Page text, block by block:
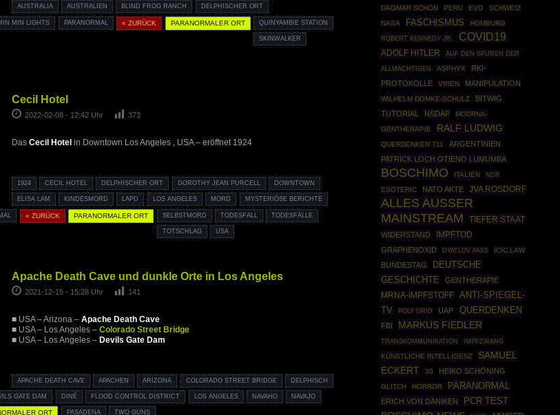
AUSTRALIA AUSTRALIEN BLIND FROG RANCH DELPHISCHER ORT
MIN LIGHTS PARANORMAL « ZURÜCK PARANORMALER ORT QUINYAMBIE STATION
SKINWALKER
Cecil Hotel
2022-02-08 - 12:42 Uhr 373
Das Cecil Hotel in Downtown Los Angeles , USA – eröffnet 1924
1924 CECIL HOTEL DELPHISCHER ORT DOROTHY JEAN PURCELL DOWNTOWN
ELISA LAM KINDESMORD LAPD LOS ANGELES MORD MYSTERIÖSE BERICHTE
« ZURÜCK PARANORMALER ORT SELBSTMORD TODESFALL TODESFÄLLE
TOTSCHLAG USA
Apache Death Cave und dunkle Orte in Los Angeles
2021-12-15 - 15:28 Uhr 141
■ USA – Arizona – Apache Death Cave
■ USA – Los Angeles – Colorado Street Bridge
■ USA – Los Angeles – Devils Gate Dam
APACHE DEATH CAVE APACHEN ARIZONA COLORADO STREET BRIDGE DELPHISCH
GATE DAM DINÉ FLOOD CONTROL DISTRICT LOS ANGELES NAVAHO NAVAJO
ORT PASADENA TWO GUNS
DAGMAR SCHÖN
PERU EVD
SCHWEIZ
NASA
FASCHISMUS
HOMBURG
ROBERT KENNEDY JR.
COVID19
ADOLF HITLER AUF DEN SPUREN DER
ALLMÄCHTIGEN ASPHYX
RKI-
PROTOKOLLE
VIREN MANIPULATION
WILHELM DOMKE-SCHULZ
BITWIG
TUTORIAL
NSDAP
MODRNA-
GENTHERAPIE
RALF LUDWIG
QUERDENKEN 711
ARGENTINIEN
PATRICK LOCH OTIENO LUMUMBA
BOSCHIMO ITALIEN NDR
ESOTERIC NATO AKTE JVA ROSDORF
ALLES AUSSER
MAINSTREAM
TIEFER STAAT
WIDERSTAND IMPFTOD
GRAPHENOXID DYATLOV PASS ICIC.LAW
BUNDESTAG
DEUTSCHE
GESCHICHTE
GENTHERAPIE
MRNA-IMPFSTOFF
ANTI-SPIEGEL-
TV
POLY GRID UAP QUERDENKEN
FBI MARKUS FIEDLER
TRANSKOMMUNIKATION
IMPFZWANG
KÜNSTLICHE INTELLIGENZ
SAMUEL
ECKERT
3G HEIKO SCHÖNING
GLITCH HORROR PARANORMAL
ERICH VON DÄNIKEN PCR TEST